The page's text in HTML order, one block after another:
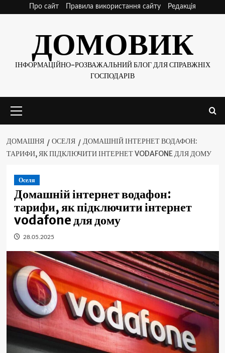
Про сайт Правила використання сайту Редакція
ДОМОВИК
ІНФОРМАЦІЙНО-РОЗВАЖАЛЬНИЙ БЛОГ ДЛЯ СПРАВЖНІХ
ГОСПОДАРІВ
меню
ДОМАШНЯ ОСЕЛЯ
ДОМАШНІЙ ІНТЕРНЕТ ВОДАФОН:
ТАРИФИ, ЯК ПІДКЛЮЧИТИ ІНТЕРНЕТ VODAFONE ДЛЯ ДОМУ
Оселя
Домашній інтернет водафон:
тарифи, як підключити інтернет
vodafone для дому
28.05.2025